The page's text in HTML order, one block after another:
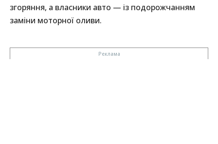
згоряння, а власники авто — із подорожчанням
заміни моторної оливи.